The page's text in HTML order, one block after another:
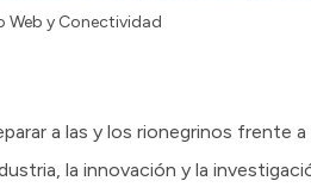
Web y Conectividad
a las y los rionegrinos frente
la innovación y la